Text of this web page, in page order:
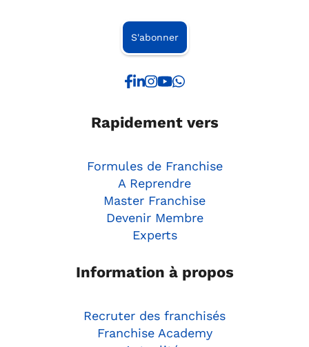
S'abonner
Rapidement vers
Formules de Franchise
A Reprendre
Master Franchise
Devenir Membre
Experts
Information à propos
Recruter des franchisés
Franchise Academy